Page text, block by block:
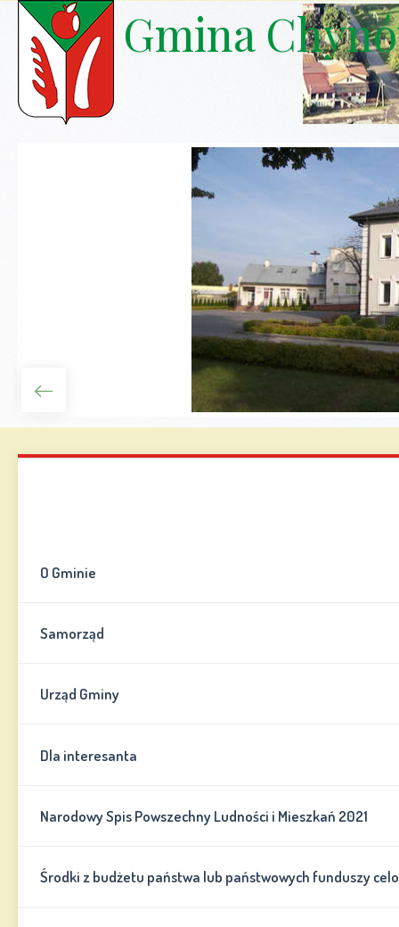
Gmina
O Gminie
Samorząd
Urząd Gminy
Dla interesanta
Narodowy Spis Powszechny Ludności i Mieszkań 2021
Środki z budżetu państwa lub państwowych funduszy